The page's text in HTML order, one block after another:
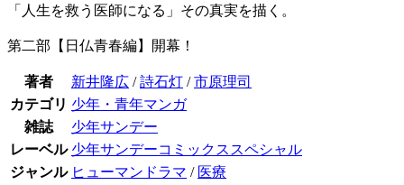
「人生を救う医師になる」その真実を描く。
第二部【日仏青春編】開幕！
著者 新井隆広 /詩石灯 /市原理司
カテゴリ 少年・青年マンガ
雑誌
少年サンデー
レーベル 少年サンデーコミックススペシャル
ジャンル ヒューマンドラマ / 医療